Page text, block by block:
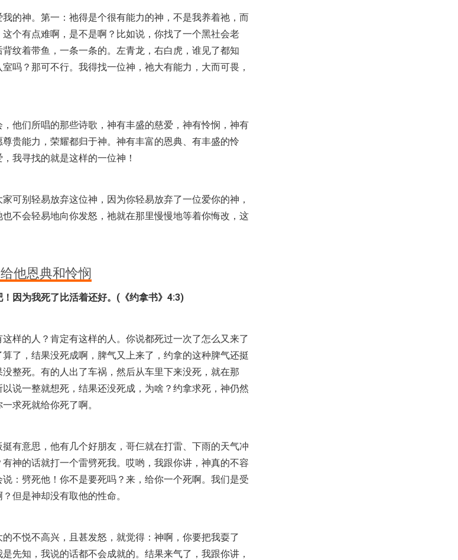
的神。第一：祂得是个很有能力的神，不是我养着祂，而
个有点难啊，是不是啊？比如说，你找了一个黑社会老
纹着带鱼，一条一条的。左青龙，右白虎，谁见了都知
吗？那可不行。我得找一位神，祂大有能力，大而可畏，
他们所唱的那些诗歌，神有丰盛的慈爱，神有怜悯，神有
贵能力，荣耀都归于神。神有丰富的恩典、有丰盛的怜
我寻找的就是这样的一位神！
可别轻易放弃这位神，因为你轻易放弃了一位爱你的神，
不会轻易地向你发怒，祂就在那里慢慢地等着你悔改，这
他恩典和怜悯
因为我死了比活着还好。(《约拿书》4:3)
样的人？肯定有这样的人。你说都死过一次了怎么又来了
了，结果没死成啊，脾气又上来了，约拿的这种脾气还挺
整死。有的人出了车祸，然后从车里下来没死，就在那
说一整就想死，结果还没死成，为啥？约拿求死，神仍然
求死就给你死了啊。
有意思，他有几个好朋友，哥仨就在打雷、下雨的天气冲
神的话就打一个雷劈死我。哎哟，我跟你讲，神真的不容
：劈死他！你不是要死吗？来，给你一个死啊。我们是受
但是神却没有取他的性命。
不悦不高兴，且甚发怒，就觉得：神啊，你要把我耍了
先知，我说的话都不会成就的。结果来气了，我跟你讲，